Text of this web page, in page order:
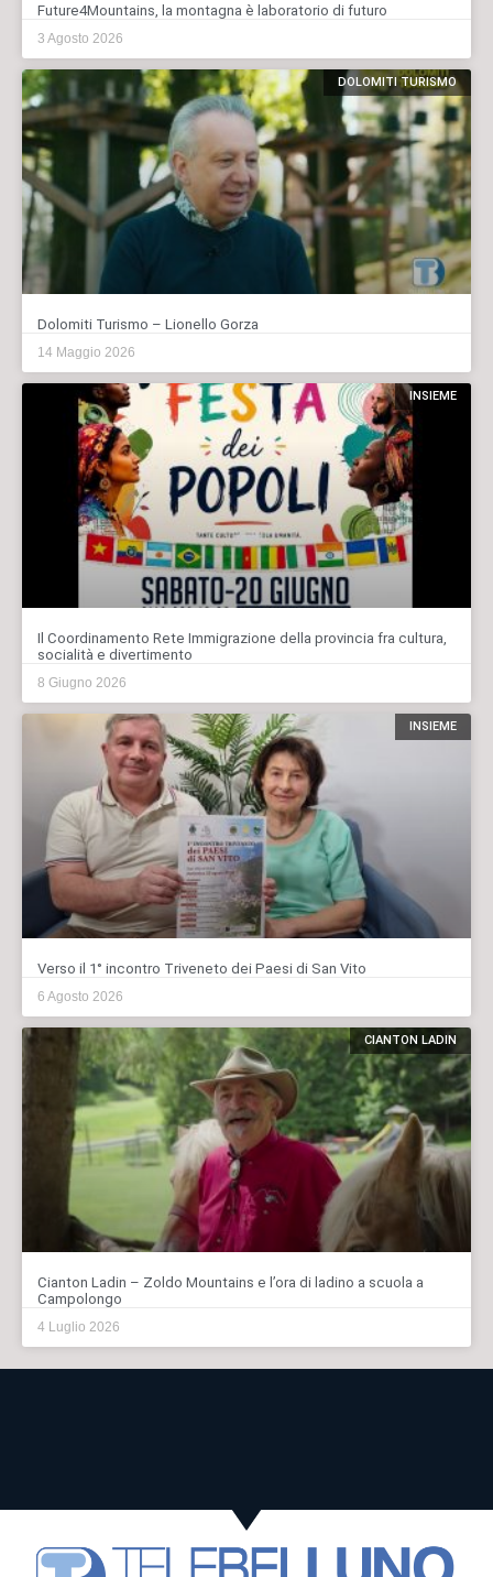
Future4Mountains, la montagna è laboratorio di futuro
3 Agosto 2026
DOLOMITI TURISMO
Dolomiti Turismo – Lionello Gorza
14 Maggio 2026
INSIEME
Il Coordinamento Rete Immigrazione della provincia fra cultura,
socialità e divertimento
8 Giugno 2026
INSIEME
Verso il 1° incontro Triveneto dei Paesi di San Vito
6 Agosto 2026
CIANTON LADIN
Cianton Ladin – Zoldo Mountains e l’ora di ladino a scuola a
Campolongo
4 Luglio 2026